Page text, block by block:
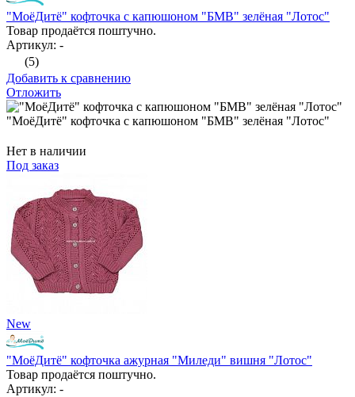
"МоёДитё" кофточка с капюшоном "БМВ" зелёная "Лотос"
Товар продаётся поштучно.
Артикул: -
(5)
Добавить к сравнению
Отложить
"МоёДитё" кофточка с капюшоном "БМВ" зелёная "Лотос"
Нет в наличии
Под заказ
New
"МоёДитё" кофточка ажурная "Миледи" вишня "Лотос"
Товар продаётся поштучно.
Артикул: -